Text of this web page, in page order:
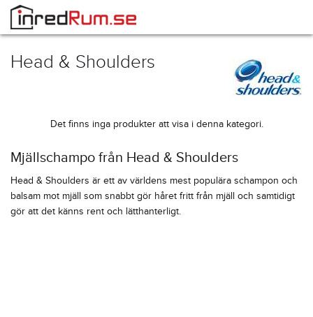
Head & Shoulders
Det finns inga produkter att visa i denna kategori.
Mjällschampo från Head & Shoulders
Head & Shoulders är ett av världens mest populära schampon och
balsam mot mjäll som snabbt gör håret fritt från mjäll och samtidigt
gör att det känns rent och lätthanterligt.